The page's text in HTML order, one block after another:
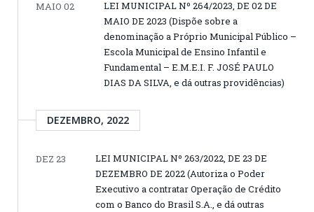
MAIO 02
LEI MUNICIPAL Nº 264/2023, DE 02 DE
MAIO DE 2023 (Dispõe sobre a
denominação a Próprio Municipal Público –
Escola Municipal de Ensino Infantil e
Fundamental – E.M.E.I. F. JOSÉ PAULO
DIAS DA SILVA, e dá outras providências)
DEZEMBRO, 2022
DEZ 23
LEI MUNICIPAL Nº 263/2022, DE 23 DE
DEZEMBRO DE 2022 (Autoriza o Poder
Executivo a contratar Operação de Crédito
com o Banco do Brasil S.A., e dá outras